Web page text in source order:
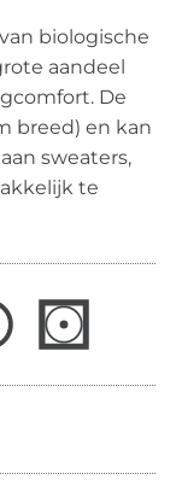
biologische
aandeel
De
breed) en kan
sweaters,
te